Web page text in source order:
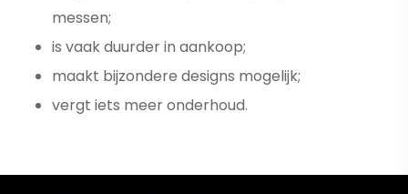
messen;
is vaak duurder in aankoop;
maakt bijzondere designs mogelijk;
vergt iets meer onderhoud.